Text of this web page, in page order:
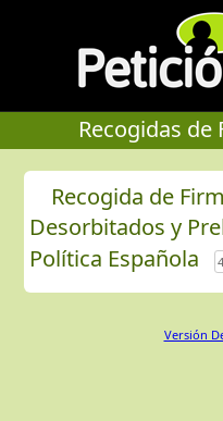
Recogidas de
Recogida de
Desorbitados y
Política Española
Versión